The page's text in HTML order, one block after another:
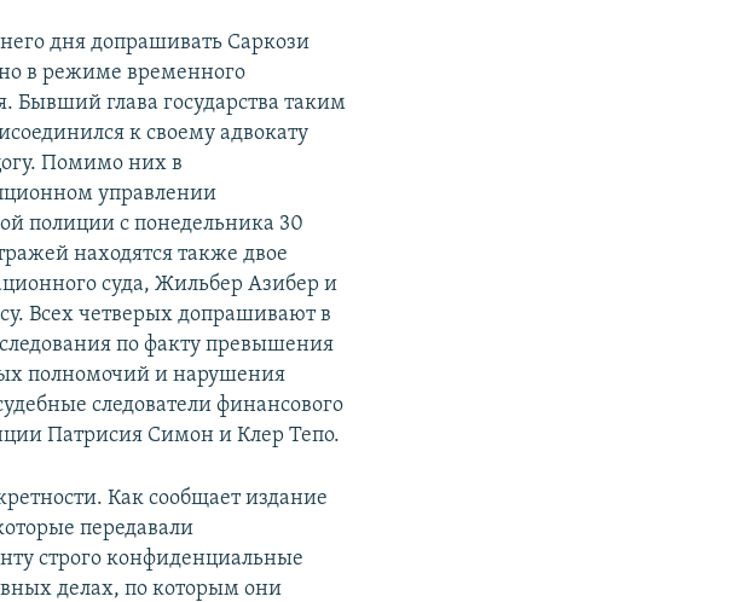
дня допрашивать Саркози
в режиме временного
Бывший глава государства таким
к своему адвокату
Помимо них в
управлении
полиции с понедельника 30
находятся также двое
суда, Жильбер Азибер и
Всех четверых допрашивают в
по факту превышения
полномочий и нарушения
следователи финансового
Патрисия Симон и Клер Тепо.
Как сообщает издание
передавали
строго конфиденциальные
делах, по которым они